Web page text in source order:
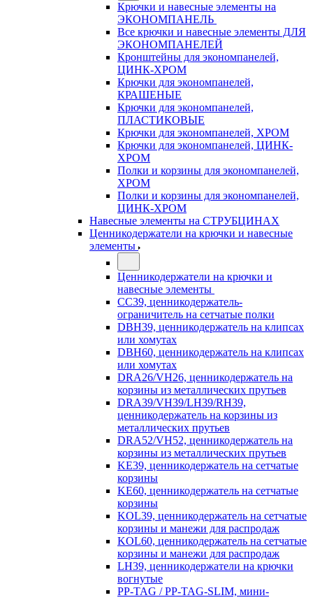
Крючки и навесные элементы на
ЭКОНОМПАНЕЛЬ
Все крючки и навесные элементы ДЛЯ
ЭКОНОМПАНЕЛЕЙ
Кронштейны для экономпанелей,
ЦИНК-ХРОМ
Крючки для экономпанелей,
КРАШЕНЫЕ
Крючки для экономпанелей,
ПЛАСТИКОВЫЕ
Крючки для экономпанелей, ХРОМ
Крючки для экономпанелей, ЦИНК-
ХРОМ
Полки и корзины для экономпанелей,
ХРОМ
Полки и корзины для экономпанелей,
ЦИНК-ХРОМ
Навесные элементы на СТРУБЦИНАХ
Ценникодержатели на крючки и навесные
элементы
Ценникодержатели на крючки и
навесные элементы
CC39, ценникодержатель-
ограничитель на сетчатые полки
DBH39, ценникодержатель на клипсах
или хомутах
DBH60, ценникодержатель на клипсах
или хомутах
DRA26/VH26, ценникодержатель на
корзины из металлических прутьев
DRA39/VH39/LH39/RH39,
ценникодержатель на корзины из
металлических прутьев
DRA52/VH52, ценникодержатель на
корзины из металлических прутьев
KE39, ценникодержатель на сетчатые
корзины
KE60, ценникодержатель на сетчатые
корзины
KOL39, ценникодержатель на сетчатые
корзины и манежи для распродаж
KOL60, ценникодержатель на сетчатые
корзины и манежи для распродаж
LH39, ценникодержатели на крючки
вогнутые
PP-TAG / PP-TAG-SLIM, мини-